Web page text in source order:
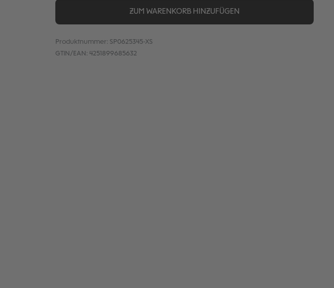
ZUM WARENKORB HINZUFÜGEN
Produktnummer: SP0625345-XS
GTIN/EAN: 4251899685632